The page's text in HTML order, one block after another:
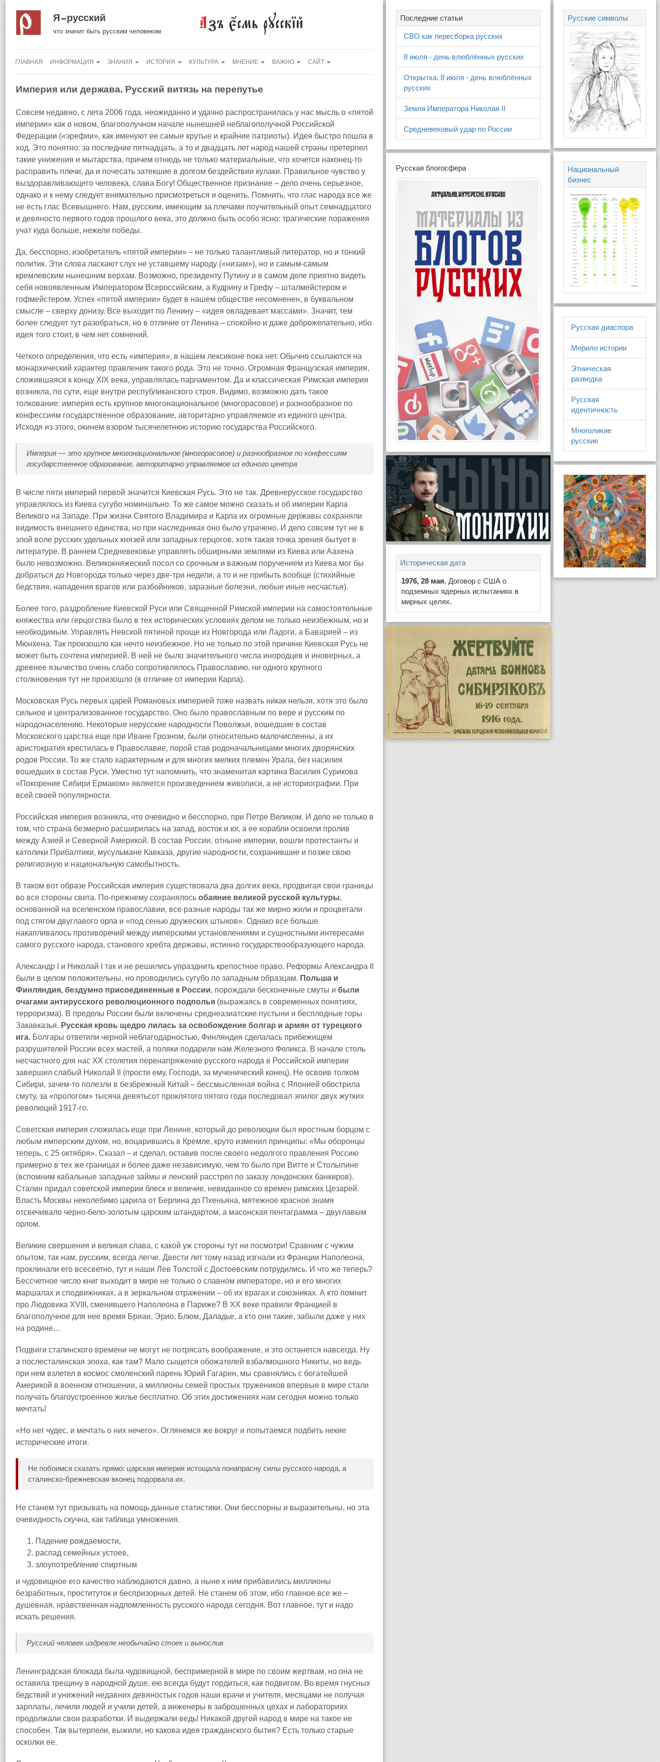
Я русский
что значит быть русским человеком
ГЛАВНАЯ ИНФОРМАЦИЯ ЗНАНИЯ ИСТОРИЯ КУЛЬТУРА МНЕНИЕ ВАЖНО САЙТ
Империя или держава. Русский витязь на перепутье
Совсем недавно, с лета 2006 года, неожиданно и удачно распространилась у нас мысль о «пятой
империи» как о новом, благополучном начале нынешней неблагополучной Российской
Федерации («эрефии», как именуют ее самые крутые и крайние патриоты). Идея быстро пошла в
ход. Это понятно: за последние пятнадцать, а то и двадцать лет народ нашей страны претерпел
такие унижения и мытарства, причем отнюдь не только материальные, что хочется наконец‑то
расправить плечи, да и почесать затекшие в долгом бездействии кулаки. Правильное чувство у
выздоравливающего человека, слава Богу! Общественное признание – дело очень серьезное,
однако и к нему следует внимательно присмотреться и оценить. Помнить, что глас народа все же
не есть глас Всевышнего. Нам, русским, имеющим за плечами поучительный опыт семнадцатого
и девяносто первого годов прошлого века, это должно быть особо ясно: трагические поражения
учат куда больше, нежели победы.
Да, бесспорно, изобретатель «пятой империи» – не только талантливый литератор, но и тонкий
политик. Эти слова ласкают слух не уставшему народу («низам»), но и самым‑самым
кремлевским нынешним верхам. Возможно, президенту Путину и в самом деле приятно видеть
себя новоявленным Императором Всероссийским, а Кудрину и Грефу – шталмейстером и
гофмейстером. Успех «пятой империи» будет в нашем обществе несомненен, в буквальном
смысле – сверху донизу. Все выходит по Ленину – «идея овладевает массами». Значит, тем
более следует тут разобраться, но в отличие от Ленина – спокойно и даже доброжелательно, ибо
идея того стоит, в чем нет сомнений.
Четкого определения, что есть «империя», в нашем лексиконе пока нет. Обычно ссылаются на
монархический характер правления такого рода. Это не точно. Огромная Французская империя,
сложившаяся к концу XIX века, управлялась парламентом. Да и классическая Римская империя
возникла, по сути, еще внутри республиканского строя. Видимо, возможно дать такое
толкование: империя есть крупное многонациональное (многорасовое) и разнообразное по
конфессиям государственное образование, авторитарно управляемое из единого центра.
Исходя из этого, окинем взором тысячелетнюю историю государства Российского.
Империя — это крупное многонациональное (многорасовое) и разнообразное по конфессиям
государственное образование, авторитарно управляемое из единого центра
В числе пяти империй первой значится Киевская Русь. Это не так. Древнерусское государство
управлялось из Киева сугубо номинально. То же самое можно сказать и об империи Карла
Великого на Западе. При жизни Святого Владимира и Карла их огромные державы сохраняли
видимость внешнего единства, но при наследниках оно было утрачено. И дело совсем тут не в
злой воле русских удельных князей или западных герцогов, хотя такая точка зрения бытует в
литературе. В раннем Средневековье управлять обширными землями из Киева или Аахена
было невозможно. Великокняжеский посол со срочным и важным поручением из Киева мог бы
добраться до Новгорода только через две‑три недели, а то и не прибыть вообще (стихийные
бедствия, нападения врагов или разбойников, заразные болезни, любые иные несчастья).
Более того, раздробление Киевской Руси или Священной Римской империи на самостоятельные
княжества или герцогства было в тех исторических условиях делом не только неизбежным, но и
необходимым. Управлять Невской пятиной проще из Новгорода или Ладоги, а Баварией – из
Мюнхена. Так произошло как нечто неизбежное. Но не только по этой причине Киевская Русь не
может быть сочтена империей. В ней не было значительного числа инородцев и иноверных, а
древнее язычество очень слабо сопротивлялось Православию, ни одного крупного
столкновения тут не произошло (в отличие от империи Карла).
Московская Русь первых царей Романовых империей тоже назвать никак нельзя, хотя это было
сильное и централизованное государство. Оно было православным по вере и русским по
народонаселению. Некоторые нерусские народности Поволжья, вошедшие в состав
Московского царства еще при Иване Грозном, были относительно малочисленны, а их
аристократия крестилась в Православие, порой став родоначальницами многих дворянских
родов России. То же стало характерным и для многих мелких племен Урала, без насилия
вошедших в состав Руси. Уместно тут напомнить, что знаменитая картина Василия Сурикова
«Покорение Сибири Ермаком» является произведением живописи, а не историографии. При
всей своей популярности.
Российская империя возникла, что очевидно и бесспорно, при Петре Великом. И дело не только в
том, что страна безмерно расширилась на запад, восток и юг, а ее корабли освоили пролив
между Азией и Северной Америкой. В состав России, отныне империи, вошли протестанты и
католики Прибалтики, мусульмане Кавказа, другие народности, сохранившие и позже свою
религиозную и национальную самобытность.
В таком вот образе Российская империя существовала два долгих века, продвигая свои границы
во все стороны света. По‑прежнему сохранялось обаяние великой русской культуры,
основанной на вселенском православии, все разные народы так же мирно жили и процветали
под стягом двуглавого орла и «под сенью дружеских штыков». Однако все больше
накапливалось противоречий между имперскими установлениями и сущностными интересами
самого русского народа, станового хребта державы, истинно государствообразующего народа.
Александр I и Николай I так и не решились упразднить крепостное право. Реформы Александра II
были в целом положительны, но проводились сугубо по западным образцам. Польша и
Финляндия, бездумно присоединенные к России, порождали бесконечные смуты и были
очагами антирусского революционного подполья (выражаясь в современных понятиях,
терроризма). В пределы России были включены среднеазиатские пустыни и бесплодные горы
Закавказья. Русская кровь щедро лилась за освобождение болгар и армян от турецкого
ига. Болгары ответили черной неблагодарностью, Финляндия сделалась прибежищем
разрушителей России всех мастей, а поляки подарили нам Железного Феликса. В начале столь
несчастного для нас XX столетия перенапряжение русского народа в Российской империи
завершил слабый Николай II (прости ему, Господи, за мученический конец). Не освоив толком
Сибири, зачем‑то полезли в безбрежный Китай – бессмысленная война с Японией обострила
смуту, за «прологом» тысяча девятьсот проклятого пятого года последовал эпилог двух жутких
революций 1917‑го.
Советская империя сложилась еще при Ленине, который до революции был яростным борцом с
любым имперским духом, но, воцарившись в Кремле, круто изменил принципы: «Мы оборонцы
теперь, с 25 октября». Сказал – и сделал, оставив после своего недолгого правления Россию
примерно в тех же границах и более даже независимую, чем то было при Витте и Столыпине
(вспомним кабальные западные займы и ленский расстрел по заказу лондонских банкиров).
Сталин придал советской империи блеск и величие, невиданное со времен римских Цезарей.
Власть Москвы неколебимо царила от Берлина до Пхеньяна, мятежное красное знамя
отсвечивало черно‑бело‑золотым царским штандартом, а масонская пентаграмма – двуглавым
орлом.
Великие свершения и великая слава, с какой уж стороны тут ни посмотри! Сравним с чужим
опытом, так нам, русским, всегда легче. Двести лет тому назад изгнали из Франции Наполеона,
проклинали его всесветно, тут и наши Лев Толстой с Достоевским потрудились. И что же теперь?
Бессчетное число книг выходит в мире не только о славном императоре, но и его многих
маршалах и сподвижниках, а в зеркальном отражении – об их врагах и союзниках. А кто помнит
про Людовика XVIII, сменившего Наполеона в Париже? В XX веке правили Францией в
благополучное для нее время Бриан, Эрио, Блюм, Даладье, а кто они такие, забыли даже у них
на родине…
Подвиги сталинского времени не могут не потрясать воображение, и это останется навсегда. Ну
а послесталинская эпоха, как там? Мало сыщется обожателей взбалмошного Никиты, но ведь
при нем взлетел в космос смоленский парень Юрий Гагарин, мы сравнялись с богатейшей
Америкой в военном отношении, а миллионы семей простых тружеников впервые в мире стали
получать благоустроенное жилье бесплатно. Об этих достижениях нам сегодня можно только
мечтать!
«Но нет чудес, и мечтать о них нечего». Оглянемся же вокруг и попытаемся подбить некие
исторические итоги.
Не побоимся сказать прямо: царская империя истощала понапрасну силы русского народа, а
сталинско‑брежневская вконец подорвала их.
Не станем тут призывать на помощь данные статистики. Они бесспорны и выразительны, но эта
очевидность скучна, как таблица умножения.
Падение рождаемости,
распад семейных устоев,
злоупотребление спиртным
и чудовищное его качество наблюдаются давно, а ныне к ним прибавились миллионы
безработных, проституток и беспризорных детей. Не станем об этом, ибо главное все же –
душевная, нравственная надломленность русского народа сегодня. Вот главное, тут и надо
искать решения.
Русский человек издревле необычайно стоек и вынослив
Ленинградская блокада была чудовищной, беспримерной в мире по своим жертвам, но она не
оставила трещину в народной душе, ею всегда будут гордиться, как подвигом. Во время гнусных
бедствий и унижений недавних девяностых годов наши врачи и учителя, месяцами не получая
зарплаты, лечили людей и учили детей, а инженеры в заброшенных цехах и лабораториях
продолжали свои разработки. И выдержали ведь! Никакой другой народ в мире на такое не
способен. Так вытерпели, выжили, но какова идея гражданского бытия? Есть только старые
осколки ее.
Последние статьи
СВО как пересборка русских
8 июля - день влюблённых русских
Открытка. 8 июля - день влюблённых
русских
Земля Императора Николая II
Средневековый удар по России
Русская блогосфера
Историческая дата
1976, 28 мая, Договор с США о
подземных ядерных испытаниях в
мирных целях.
Русские символы
Национальный
бизнес
Русская диаспора
Мерило истории
Этническая
разведка
Русская
идентичность
Многоликие
русские